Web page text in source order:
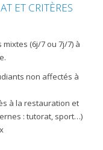
ET CRITÈRES
(6j/7 ou 7j/7) à
non affectés à
à la restauration et
: tutorat, sport…)